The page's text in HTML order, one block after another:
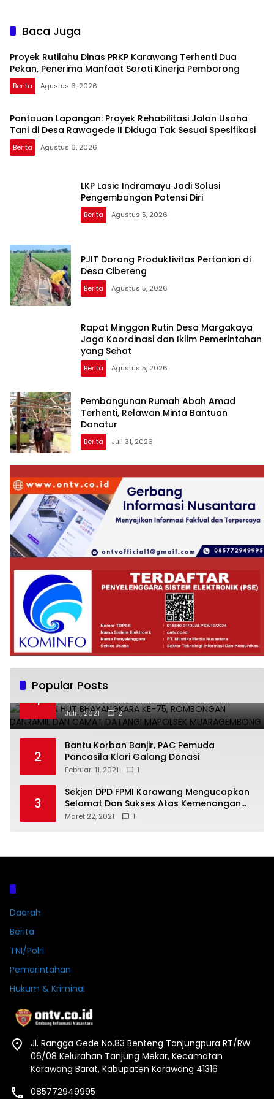
Baca Juga
Proyek Rutilahu Dinas PRKP Karawang Terhenti Dua
Pekan, Penerima Manfaat Soroti Kinerja Pemborong
Berita Agustus 6, 2026
Pantauan Lapangan: Proyek Rehabilitasi Jalan Usaha
Tani di Desa Rawagede II Diduga Tak Sesuai Spesifikasi
Berita Agustus 6, 2026
LKP Lasic Indramayu Jadi Solusi
Pengembangan Potensi Diri
Berita Agustus 5, 2026
PJIT Dorong Produktivitas Pertanian di
Desa Cibereng
Berita Agustus 5, 2026
Rapat Minggon Rutin Desa Margakaya
Jaga Koordinasi dan Iklim Pemerintahan
yang Sehat
Berita Agustus 5, 2026
Pembangunan Rumah Abah Amad
Terhenti, Relawan Minta Bantuan
Donatur
Berita Juli 31, 2026
Popular Posts
1
UCAPKAN HUT BHAYANGKARA KE-75,
ROMBONGAN DANRAMIL DAN CAMAT
DATANGI MAPOLSEK MUARAGEMBONG
Juli 1, 2021 2
2
Bantu Korban Banjir, PAC Pemuda
Pancasila Klari Galang Donasi
Februari 11, 2021 1
3
Sekjen DPD FPMI Karawang Mengucapkan
Selamat Dan Sukses Atas Kemenangan
Calon Kades Dayeuhluhur H.Sapin
Maret 22, 2021 1
Daerah
Berita
TNI/Polri
Pemerintahan
Hukum & Kriminal
Jl. Rangga Gede No.83 Benteng Tanjungpura RT/RW
06/08 Kelurahan Tanjung Mekar, Kecamatan
Karawang Barat, Kabupaten Karawang 41316
085772949995